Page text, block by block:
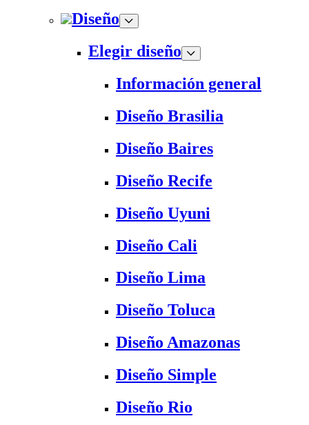
Diseño
Elegir diseño
Información general
Diseño Brasilia
Diseño Baires
Diseño Recife
Diseño Uyuni
Diseño Cali
Diseño Lima
Diseño Toluca
Diseño Amazonas
Diseño Simple
Diseño Rio